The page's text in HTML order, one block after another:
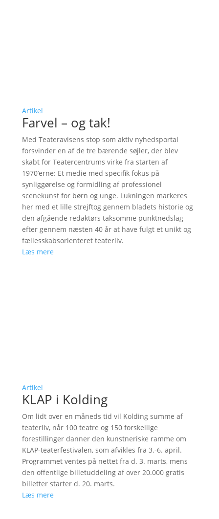
Artikel
Farvel – og tak!
Med Teateravisens stop som aktiv nyhedsportal
forsvinder en af de tre bærende søjler, der blev
skabt for Teatercentrums virke fra starten af
1970’erne: Et medie med specifik fokus på
synliggørelse og formidling af professionel
scenekunst for børn og unge. Lukningen markeres
her med et lille strejftog gennem bladets historie og
den afgående redaktørs taksomme punktnedslag
efter gennem næsten 40 år at have fulgt et unikt og
fællesskabsorienteret teaterliv.
Læs mere
Artikel
KLAP i Kolding
Om lidt over en måneds tid vil Kolding summe af
teaterliv, når 100 teatre og 150 forskellige
forestillinger danner den kunstneriske ramme om
KLAP-teaterfestivalen, som afvikles fra 3.-6. april.
Programmet ventes på nettet fra d. 3. marts, mens
den offentlige billetuddeling af over 20.000 gratis
billetter starter d. 20. marts.
Læs mere